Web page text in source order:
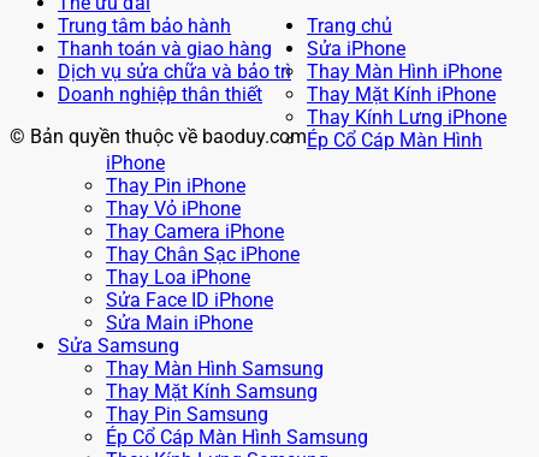
Trung tâm bảo hành
Thanh toán và giao hàng
Dịch vụ sửa chữa và bảo trì
Doanh nghiệp thân thiết
© Bản quyền thuộc về baoduy.com
Trang chủ
Sửa iPhone
Thay Màn Hình iPhone
Thay Mặt Kính iPhone
Thay Kính Lưng iPhone
Ép Cổ Cáp Màn Hình
iPhone
Thay Pin iPhone
Thay Vỏ iPhone
Thay Camera iPhone
Thay Chân Sạc iPhone
Thay Loa iPhone
Sửa Face ID iPhone
Sửa Main iPhone
Sửa Samsung
Thay Màn Hình Samsung
Thay Mặt Kính Samsung
Thay Pin Samsung
Ép Cổ Cáp Màn Hình Samsung